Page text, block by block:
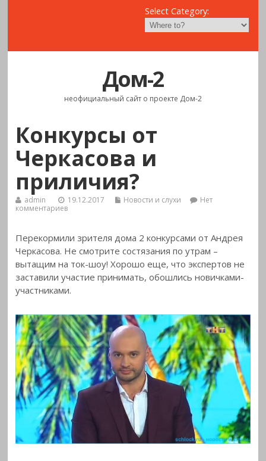
Select Category:
Дом-2
неофициальный сайт о проекте Дом-2
Конкурсы от
Черкасова и
приличия?
admin 19.12.2017 Новости и слухи
Нет
комментариев
Перекормили зрителя дома 2 конкурсами от Андрея
Черкасова. Не смотрите состязания по утрам –
вытащим на ток-шоу! Хорошо еще, что экспертов не
заставили участие принимать, обошлись новичками-
участниками.